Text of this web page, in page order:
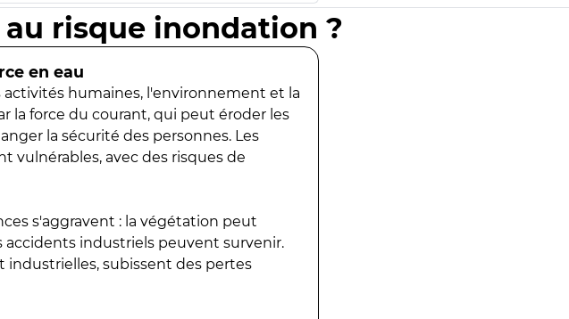
risque inondation ?
en eau
humaines, l'environnement et la
la force du courant, qui peut éroder les
la sécurité des personnes. Les
vulnérables, avec des risques de
s'aggravent : la végétation peut
industriels peuvent survenir.
subissent des pertes